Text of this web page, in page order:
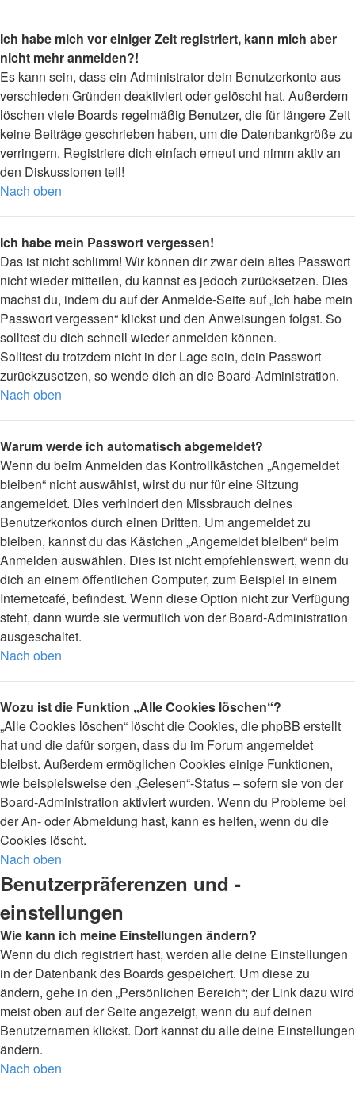
Ich habe mich vor einiger Zeit registriert, kann mich aber
nicht mehr anmelden?!
Es kann sein, dass ein Administrator dein Benutzerkonto aus
verschieden Gründen deaktiviert oder gelöscht hat. Außerdem
löschen viele Boards regelmäßig Benutzer, die für längere Zeit
keine Beiträge geschrieben haben, um die Datenbankgröße zu
verringern. Registriere dich einfach erneut und nimm aktiv an
den Diskussionen teil!
Nach oben
Ich habe mein Passwort vergessen!
Das ist nicht schlimm! Wir können dir zwar dein altes Passwort
nicht wieder mitteilen, du kannst es jedoch zurücksetzen. Dies
machst du, indem du auf der Anmelde-Seite auf „Ich habe mein
Passwort vergessen“ klickst und den Anweisungen folgst. So
solltest du dich schnell wieder anmelden können.
Solltest du trotzdem nicht in der Lage sein, dein Passwort
zurückzusetzen, so wende dich an die Board-Administration.
Nach oben
Warum werde ich automatisch abgemeldet?
Wenn du beim Anmelden das Kontrollkästchen „Angemeldet
bleiben“ nicht auswählst, wirst du nur für eine Sitzung
angemeldet. Dies verhindert den Missbrauch deines
Benutzerkontos durch einen Dritten. Um angemeldet zu
bleiben, kannst du das Kästchen „Angemeldet bleiben“ beim
Anmelden auswählen. Dies ist nicht empfehlenswert, wenn du
dich an einem öffentlichen Computer, zum Beispiel in einem
Internetcafé, befindest. Wenn diese Option nicht zur Verfügung
steht, dann wurde sie vermutlich von der Board-Administration
ausgeschaltet.
Nach oben
Wozu ist die Funktion „Alle Cookies löschen“?
„Alle Cookies löschen“ löscht die Cookies, die phpBB erstellt
hat und die dafür sorgen, dass du im Forum angemeldet
bleibst. Außerdem ermöglichen Cookies einige Funktionen,
wie beispielsweise den „Gelesen“-Status – sofern sie von der
Board-Administration aktiviert wurden. Wenn du Probleme bei
der An- oder Abmeldung hast, kann es helfen, wenn du die
Cookies löscht.
Nach oben
Benutzerpräferenzen und -
einstellungen
Wie kann ich meine Einstellungen ändern?
Wenn du dich registriert hast, werden alle deine Einstellungen
in der Datenbank des Boards gespeichert. Um diese zu
ändern, gehe in den „Persönlichen Bereich“; der Link dazu wird
meist oben auf der Seite angezeigt, wenn du auf deinen
Benutzernamen klickst. Dort kannst du alle deine Einstellungen
ändern.
Nach oben